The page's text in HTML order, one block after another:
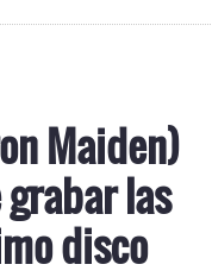
Maiden)
las
disco